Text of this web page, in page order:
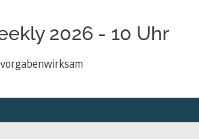
2026 - 10 Uhr